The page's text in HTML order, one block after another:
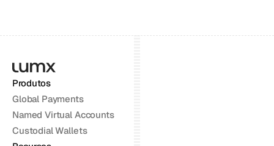
Produtos
Global Payments
Named Virtual Accounts
Custodial Wallets